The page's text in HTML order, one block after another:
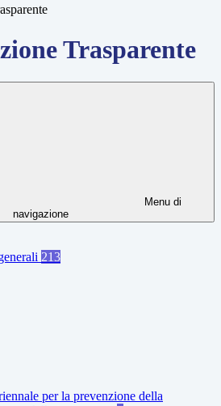
Trasparente
Menu di
navigazione
213
per la prevenzione della